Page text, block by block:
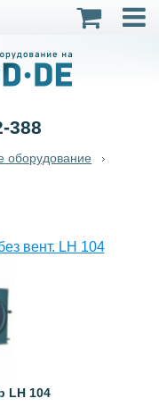
388
оборудование
вент. LH 104
LH 104